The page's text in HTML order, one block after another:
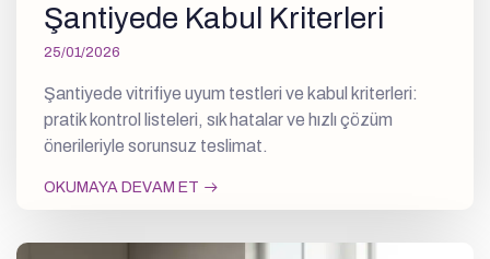
Şantiyede Kabul Kriterleri
25/01/2026
Şantiyede vitrifiye uyum testleri ve kabul kriterleri:
pratik kontrol listeleri, sık hatalar ve hızlı çözüm
önerileriyle sorunsuz teslimat.
OKUMAYA DEVAM ET